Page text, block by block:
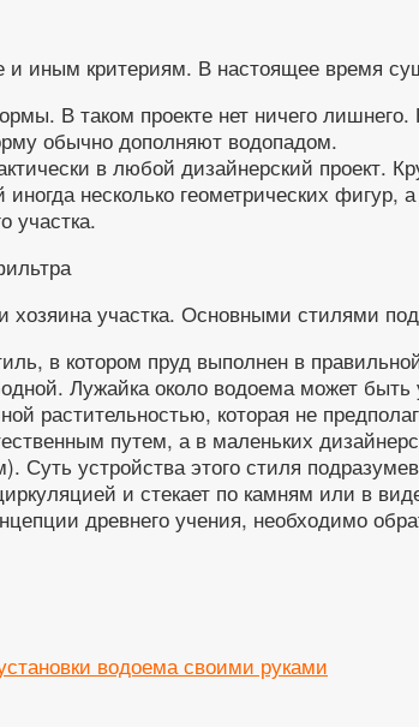
иным критериям. В настоящее время
В таком проекте нет ничего
обычно дополняют водопадом.
в любой дизайнерский проект.
несколько геометрических
участка.
участка. Основными стилями
в котором пруд выполнен в
Лужайка около водоема может
растительностью, которая не
путем, а в маленьких
Суть устройства этого стиля
и стекает по камням или в
древнего учения, необходимо
водоема своими руками